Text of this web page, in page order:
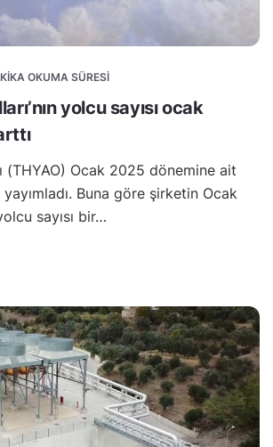
OKUMA SÜRESI
yolcu sayısı ocak
(THYAO) Ocak 2025 dönemine ait
yayımladı. Buna göre şirketin Ocak
sayısı bir…